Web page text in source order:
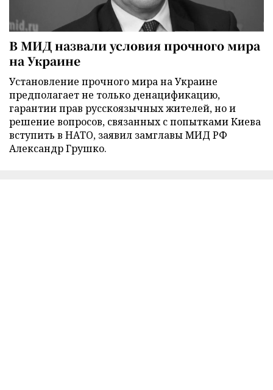
В МИД назвали условия прочного мира
на Украине
Установление прочного мира на Украине
предполагает не только денацификацию,
гарантии прав русскоязычных жителей, но и
решение вопросов, связанных с попытками Киева
вступить в НАТО, заявил замглавы МИД РФ
Александр Грушко.